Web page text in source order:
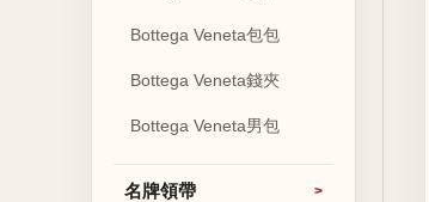
Bottega Veneta包包
Bottega Veneta錢夾
Bottega Veneta男包
名牌領帶